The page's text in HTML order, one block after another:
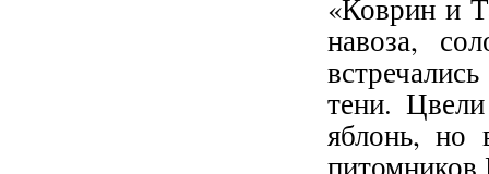
«Коврин и
навоза,
тени.
яблонь, но